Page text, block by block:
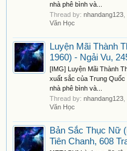
nhà phê bình và...
Thread by: nhandang123
Văn Học
Luyện Mãi Thành
1960) - Ngải Vu,
[IMG] Luyện Mãi Thành
xuất sắc của Trung
nhà phê bình và...
Thread by: nhandang123
Văn Học
Bản Sắc Thục Nữ
Tiên Chanh, 608